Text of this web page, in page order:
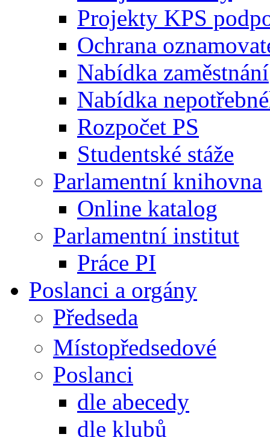
Projekty KPS
Ochrana
Nabídka zaměstnání
Nabídka
Rozpočet PS
Studentské stáže
Parlamentní knihovna
Online katalog
Parlamentní institut
Práce PI
Poslanci a orgány
Předseda
Místopředsedové
Poslanci
dle abecedy
dle klubů